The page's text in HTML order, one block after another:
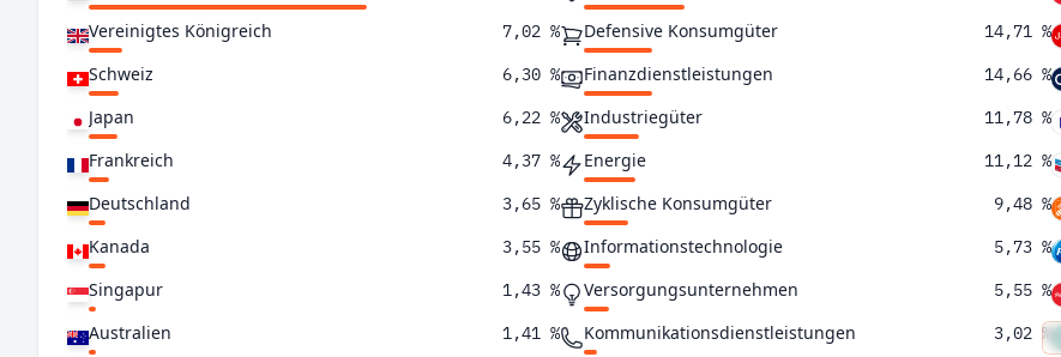
Vereinigtes Königreich 7,02 %
Schweiz 6,30 %
Japan 6,22 %
Frankreich 4,37 %
Deutschland 3,65 %
Kanada 3,55 %
Singapur 1,43 %
Australien 1,41 %
Defensive Konsumgüter 14,71 %
Finanzdienstleistungen 14,66 %
Industriegüter 11,78 %
Energie 11,12 %
Zyklische Konsumgüter 9,48 %
Informationstechnologie 5,73 %
Versorgungsunternehmen 5,55 %
Kommunikationsdienstleistungen 3,02 %